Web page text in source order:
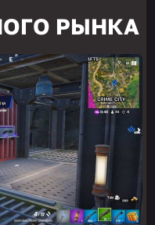
РЫНКА